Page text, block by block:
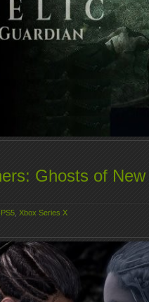
Ghosts of
PS5 Xbox Series X